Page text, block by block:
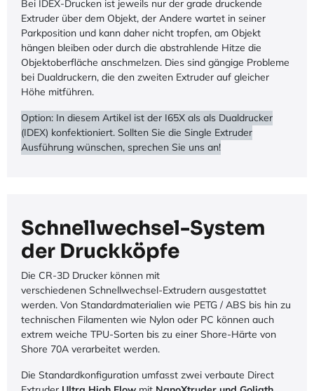
Bei IDEX-Drucken ist jeweils nur der grade druckende
Extruder über dem Objekt, der Andere wartet in seiner
Parkposition und kann daher nicht tropfen, am Objekt
hängen bleiben oder durch die abstrahlende Hitze die
Objektoberfläche anschmelzen. Dies sind gängige Probleme
bei Dualdruckern, die den zweiten Extruder auf gleicher
Höhe mitführen.
Option: In diesem Artikel ist der I65X als als Dualdrucker
(IDEX) konfektioniert. Sollten Sie die Single Extruder
Ausführung wünschen, sprechen Sie uns an!
Schnellwechsel-System
der Druckköpfe
Die CR-3D Drucker können mit
verschiedenen Schnellwechsel-Extrudern ausgestattet
werden. Von Standardmaterialien wie PETG / ABS bis hin zu
technischen Filamenten wie Nylon oder PC können auch
extrem weiche TPU-Sorten bis zu einer Shore-Härte von
Shore 70A verarbeitet werden.
Die Standardkonfiguration umfasst zwei verbaute Direct